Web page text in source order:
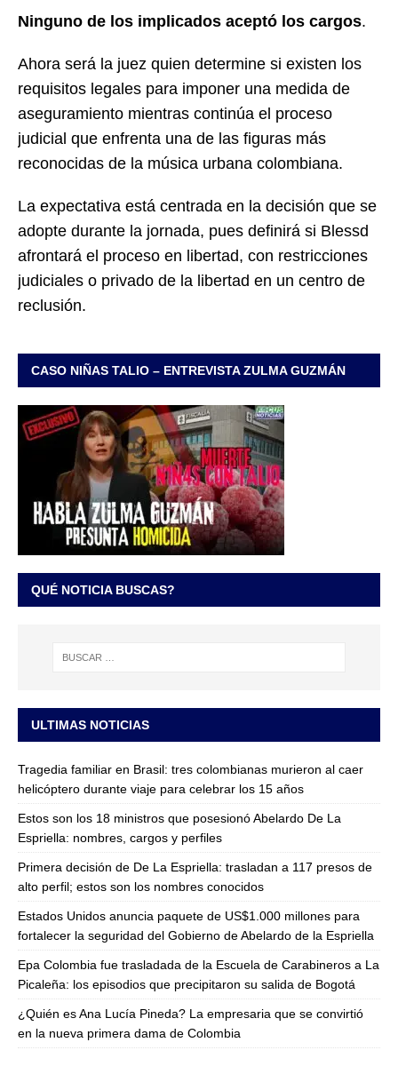
Ninguno de los implicados aceptó los cargos.
Ahora será la juez quien determine si existen los
requisitos legales para imponer una medida de
aseguramiento mientras continúa el proceso
judicial que enfrenta una de las figuras más
reconocidas de la música urbana colombiana.
La expectativa está centrada en la decisión que se
adopte durante la jornada, pues definirá si Blessd
afrontará el proceso en libertad, con restricciones
judiciales o privado de la libertad en un centro de
reclusión.
CASO NIÑAS TALIO – ENTREVISTA ZULMA GUZMÁN
QUÉ NOTICIA BUSCAS?
ULTIMAS NOTICIAS
Tragedia familiar en Brasil: tres colombianas murieron al caer
helicóptero durante viaje para celebrar los 15 años
Estos son los 18 ministros que posesionó Abelardo De La
Espriella: nombres, cargos y perfiles
Primera decisión de De La Espriella: trasladan a 117 presos de
alto perfil; estos son los nombres conocidos
Estados Unidos anuncia paquete de US$1.000 millones para
fortalecer la seguridad del Gobierno de Abelardo de la Espriella
Epa Colombia fue trasladada de la Escuela de Carabineros a La
Picaleña: los episodios que precipitaron su salida de Bogotá
¿Quién es Ana Lucía Pineda? La empresaria que se convirtió
en la nueva primera dama de Colombia